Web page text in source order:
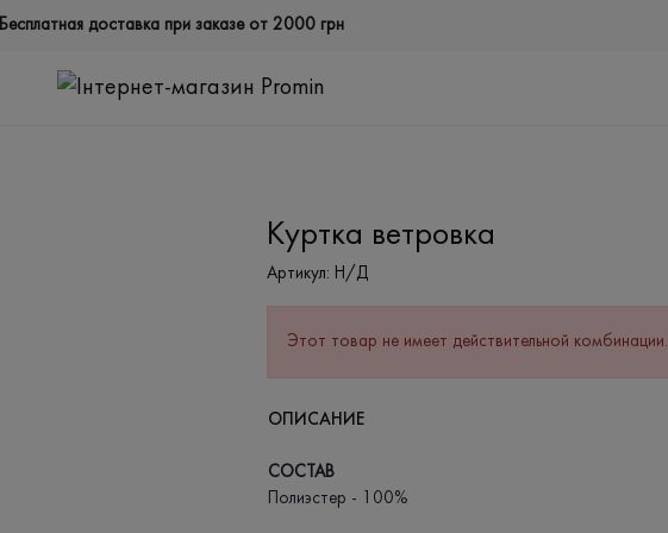
Бесплатная доставка при заказе от 2000 грн
Куртка ветровка
Артикул: Н/Д
Этот товар не имеет действительной комбинации.
ОПИСАНИЕ
СОСТАВ
Полиэстер - 100%